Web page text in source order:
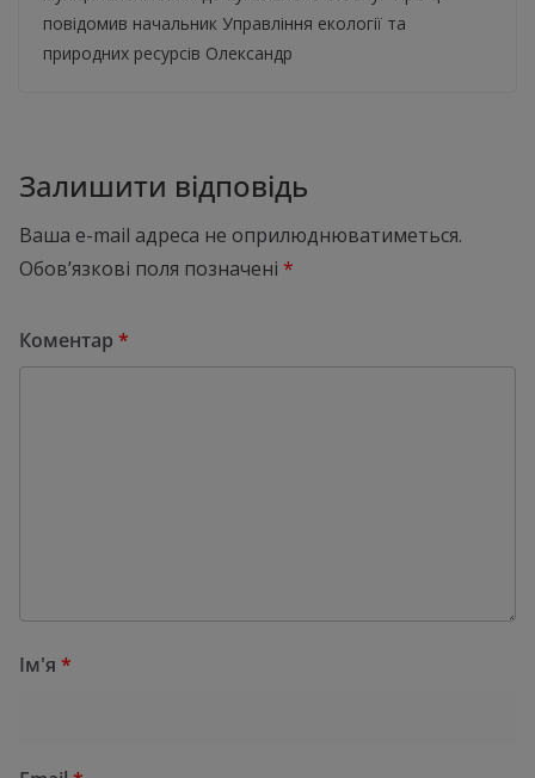
повідомив начальник Управління екології та
природних ресурсів Олександр
Залишити відповідь
Ваша e-mail адреса не оприлюднюватиметься.
Обов’язкові поля позначені *
Коментар *
Ім'я *